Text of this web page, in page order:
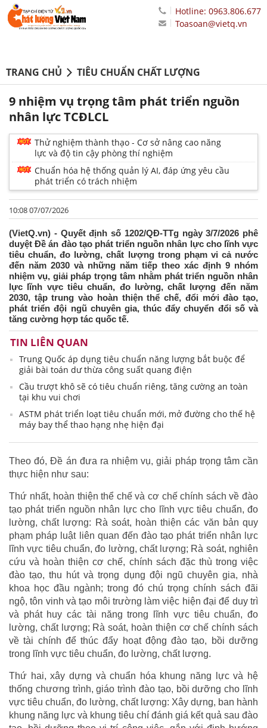
Hotline: 0963.806.677
Toasoan@vietq.vn
TRANG CHỦ TIÊU CHUẨN CHẤT LƯỢNG
9 nhiệm vụ trọng tâm phát triển nguồn
nhân lực TCĐLCL
Thử nghiệm thành thạo - Cơ sở nâng cao năng
lực và độ tin cậy phòng thí nghiệm
Chuẩn hóa hệ thống quản lý AI, đáp ứng yêu cầu
phát triển có trách nhiệm
10:08 07/07/2026
(VietQ.vn) - Quyết định số 1202/QĐ-TTg ngày 3/7/2026 phê
duyệt Đề án đào tạo phát triển nguồn nhân lực cho lĩnh vực
tiêu chuẩn, đo lường, chất lượng trong phạm vi cả nước
đến năm 2030 và những năm tiếp theo xác định 9 nhóm
nhiệm vụ, giải pháp trọng tâm nhằm phát triển nguồn nhân
lực lĩnh vực tiêu chuẩn, đo lường, chất lượng đến năm
2030, tập trung vào hoàn thiện thể chế, đổi mới đào tạo,
phát triển đội ngũ chuyên gia, thúc đẩy chuyển đổi số và
tăng cường hợp tác quốc tế.
TIN LIÊN QUAN
Trung Quốc áp dụng tiêu chuẩn năng lượng bắt buộc để
giải bài toán dư thừa công suất quang điện
Cầu trượt khô sẽ có tiêu chuẩn riêng, tăng cường an toàn
tại khu vui chơi
ASTM phát triển loạt tiêu chuẩn mới, mở đường cho thế hệ
máy bay thể thao hạng nhẹ hiện đại
Theo đó, Đề án đưa ra nhiệm vụ, giải pháp trọng tâm cần
thực hiện như sau:
Thứ nhất, hoàn thiện thể chế và cơ chế chính sách về đào
tạo phát triển nguồn nhân lực cho lĩnh vực tiêu chuẩn, đo
lường, chất lượng: Rà soát, hoàn thiện các văn bản quy
phạm pháp luật liên quan đến đào tạo phát triển nhân lực
lĩnh vực tiêu chuẩn, đo lường, chất lượng; Rà soát, nghiên
cứu và hoàn thiện cơ chế, chính sách đặc thù trong việc
đào tạo, thu hút và trọng dụng đội ngũ chuyên gia, nhà
khoa học đầu ngành; trong đó chú trọng chính sách đãi
ngộ, tôn vinh và tạo môi trường làm việc hiện đại để duy trì
và phát huy các tài năng trong lĩnh vực tiêu chuẩn, đo
lường, chất lượng; Rà soát, hoàn thiện cơ chế chính sách
về tài chính để thúc đẩy hoạt động đào tạo, bồi dưỡng
trong lĩnh vực tiêu chuẩn, đo lường, chất lượng.
Thứ hai, xây dựng và chuẩn hóa khung năng lực và hệ
thống chương trình, giáo trình đào tạo, bồi dưỡng cho lĩnh
vực tiêu chuẩn, đo lường, chất lượng: Xây dựng, ban hành
khung năng lực và khung tiêu chí đánh giá kết quả sau đào